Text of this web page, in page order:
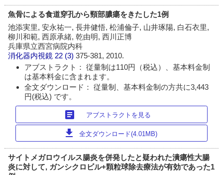
魚骨による食道穿孔から頸部膿瘍をきたした1例
池添実里, 安永祐一, 長井健悟, 松浦倫子, 山井琢陽, 白石衣里,
柳川和範, 西原承緒, 乾由明, 西川正博
兵庫県立西宮病院内科
消化器内視鏡 22 (3)375-381, 2010.
アブストラクト： 従量制は110円（税込）、基本料金制
は基本料金に含まれます。
全文ダウンロード： 従量制、基本料金制の方共に3,443
円(税込) です。
article アブストラクトを見る
download 全文ダウンロード(4.01MB)
サイトメガロウイルス腸炎を併発したと疑われた潰瘍性大腸
炎に対して, ガンシクロビル+顆粒球除去療法が有効であった1